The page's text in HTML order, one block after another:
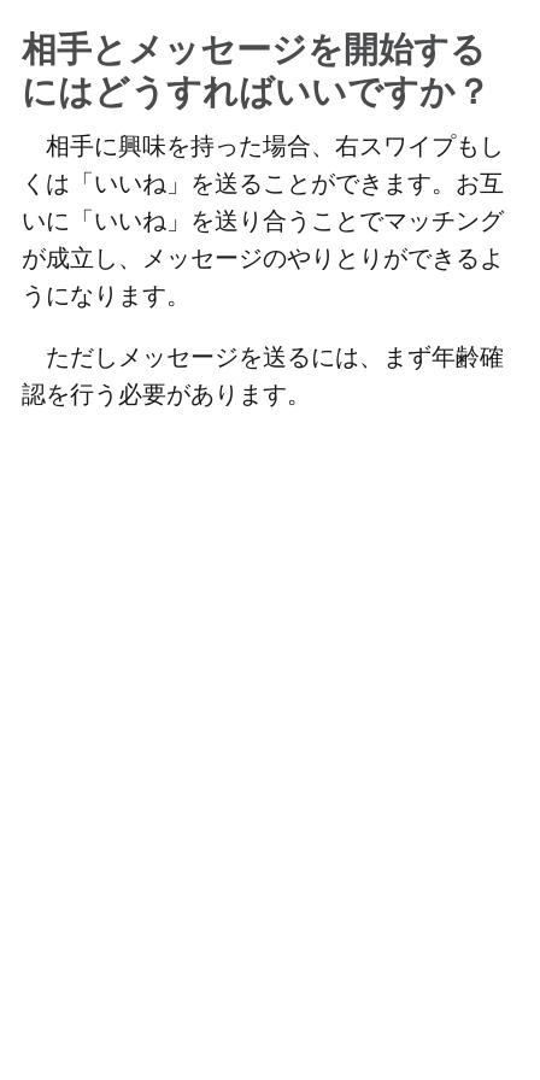
相手とメッセージを開始する
にはどうすればいいですか？
相手に興味を持った場合、右スワイプもし
くは「いいね」を送ることができます。お互
いに「いいね」を送り合うことでマッチング
が成立し、メッセージのやりとりができるよ
うになります。
ただしメッセージを送るには、まず年齢確
認を行う必要があります。